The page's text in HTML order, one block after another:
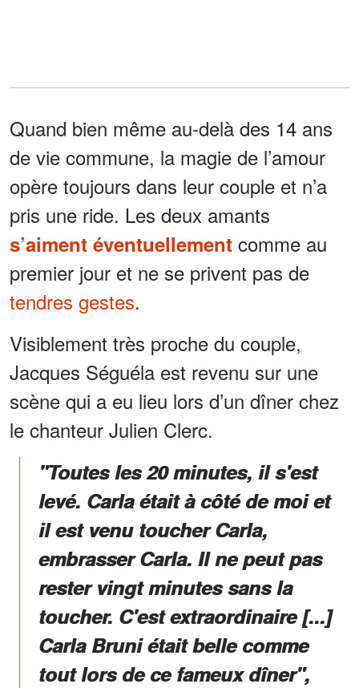
Quand bien même au-delà des 14 ans
de vie commune, la magie de l’amour
opère toujours dans leur couple et n’a
pris une ride. Les deux amants
s’aiment éventuellement comme au
premier jour et ne se privent pas de
tendres gestes.
Visiblement très proche du couple,
Jacques Séguéla est revenu sur une
scène qui a eu lieu lors d’un dîner chez
le chanteur Julien Clerc.
"Toutes les 20 minutes, il s'est
levé. Carla était à côté de moi et
il est venu toucher Carla,
embrasser Carla. Il ne peut pas
rester vingt minutes sans la
toucher. C'est extraordinaire [...]
Carla Bruni était belle comme
tout lors de ce fameux dîner",